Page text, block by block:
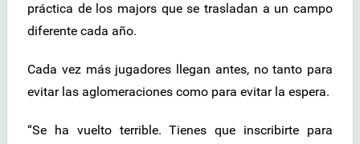
práctica de los majors que se trasladan a un campo
diferente cada año.
Cada vez más jugadores llegan antes, no tanto para
evitar las aglomeraciones como para evitar la espera.
“Se ha vuelto terrible. Tienes que inscribirte para